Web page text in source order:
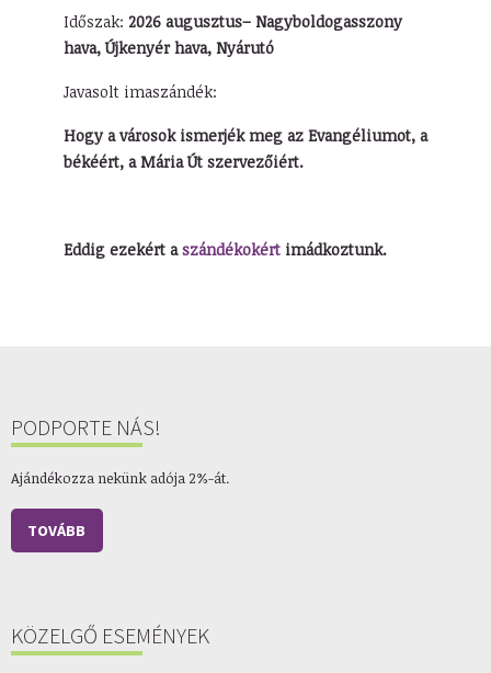
Időszak: 2026 augusztus– Nagyboldogasszony
hava, Újkenyér hava, Nyárutó
Javasolt imaszándék:
Hogy a városok ismerjék meg az Evangéliumot, a
békéért, aMária Út szervezőiért.
Eddig ezekért aszándékokértimádkoztunk.
PODPORTE NÁS!
Ajándékozza nekünk adója 2%-át.
TOVÁBB
KÖZELGŐ ESEMÉNYEK